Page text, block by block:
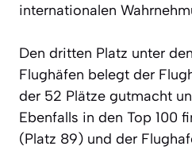
internationalen
Den dritten Platz unter
Flughäfen belegt der
der 52 Plätze gutmacht
Ebenfalls in den Top 100
(Platz 89) und der